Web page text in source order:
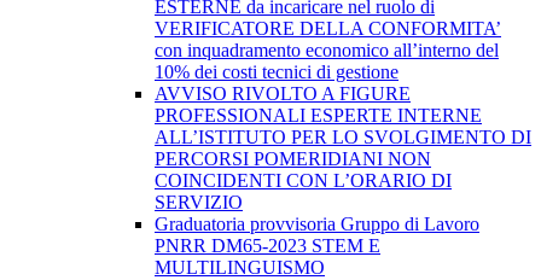
ESTERNE da incaricare nel ruolo di
VERIFICATORE DELLA CONFORMITA’
con inquadramento economico all’interno del
10% dei costi tecnici di gestione
AVVISO RIVOLTO A FIGURE
PROFESSIONALI ESPERTE INTERNE
ALL’ISTITUTO PER LO SVOLGIMENTO DI
PERCORSI POMERIDIANI NON
COINCIDENTI CON L’ORARIO DI
SERVIZIO
Graduatoria provvisoria Gruppo di Lavoro
PNRR DM65-2023 STEM E
MULTILINGUISMO